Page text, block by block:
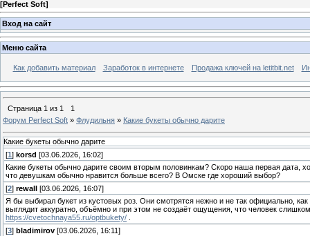
[Perfect Soft]
Вход на сайт
Меню сайта
Как добавить материал Заработок в интернете Продажа ключей на letitbit.net
Страница 1 из 1
1
Форум Perfect Soft » Флудильня » Какие букеты обычно дарите
Какие букеты обычно дарите
[1 ] korsd [03.06.2026, 16:02]
Какие букеты обычно дарите своим вторым половинкам? Скоро наша первая дата,
что девушкам обычно нравится больше всего? В Омске где хороший выбор?
[2] rewall
[03.06.2026, 16:07]
Я бы выбирал букет из кустовых роз. Они смотрятся нежно и не так официально,
выглядит аккуратно, объёмно и при этом не создаёт ощущения, что человек
https://cvetochnaya55.ru/optbukety/
[3] bladimirov [03.06.2026, 16:11]